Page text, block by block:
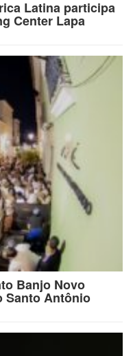
Latina participa
Center Lapa
Banjo Novo
Santo Antônio